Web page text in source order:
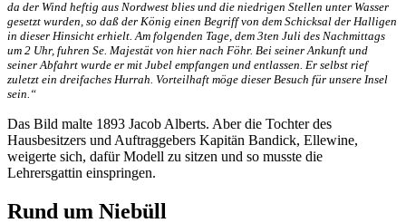
da der Wind heftig aus Nordwest blies und die niedrigen Stellen unter Wasser
gesetzt wurden, so daß der König einen Begriff von dem Schicksal der Halligen
in dieser Hinsicht erhielt. Am folgenden Tage, dem 3ten Juli des Nachmittags
um 2 Uhr, fuhren Se. Majestät von hier nach Föhr. Bei seiner Ankunft und
seiner Abfahrt wurde er mit Jubel empfangen und entlassen. Er selbst rief
zuletzt ein dreifaches Hurrah. Vorteilhaft möge dieser Besuch für unsere Insel
sein.“
Das Bild malte 1893 Jacob Alberts. Aber die Tochter des
Hausbesitzers und Auftraggebers Kapitän Bandick, Ellewine,
weigerte sich, dafür Modell zu sitzen und so musste die
Lehrersgattin einspringen.
Rund um Niebüll